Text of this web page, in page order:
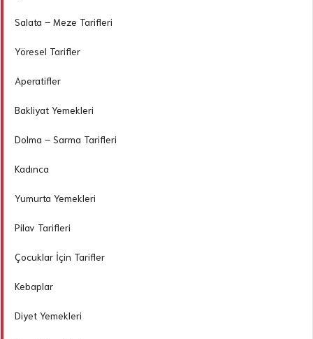
Salata – Meze Tarifleri
Yöresel Tarifler
Aperatifler
Bakliyat Yemekleri
Dolma – Sarma Tarifleri
Kadınca
Yumurta Yemekleri
Pilav Tarifleri
Çocuklar İçin Tarifler
Kebaplar
Diyet Yemekleri